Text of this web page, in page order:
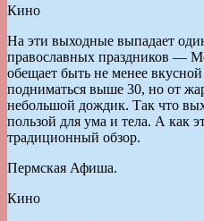
Кино
На эти выходные выпадает
православных праздников —
обещает быть не менее
подниматься выше 30, но от
небольшой дождик. Так что
пользой для ума и тела. А как
традиционный обзор.
Пермская Афиша.
Кино